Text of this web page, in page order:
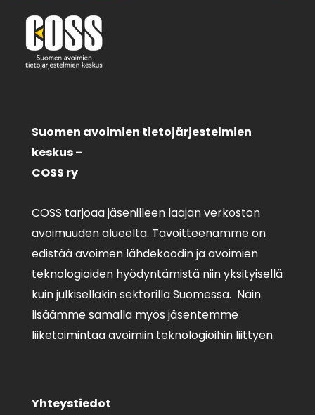
Suomen avoimien tietojärjestelmien
keskus –
COSS ry
COSS tarjoaa jäsenilleen laajan verkoston
avoimuuden alueelta. Tavoitteenamme on
edistää avoimen lähdekoodin ja avoimien
teknologioiden hyödyntämistä niin yksityisellä
kuin julkisellakin sektorilla Suomessa. Näin
lisäämme samalla myös jäsentemme
liiketoimintaa avoimiin teknologioihin liittyen.
Yhteystiedot